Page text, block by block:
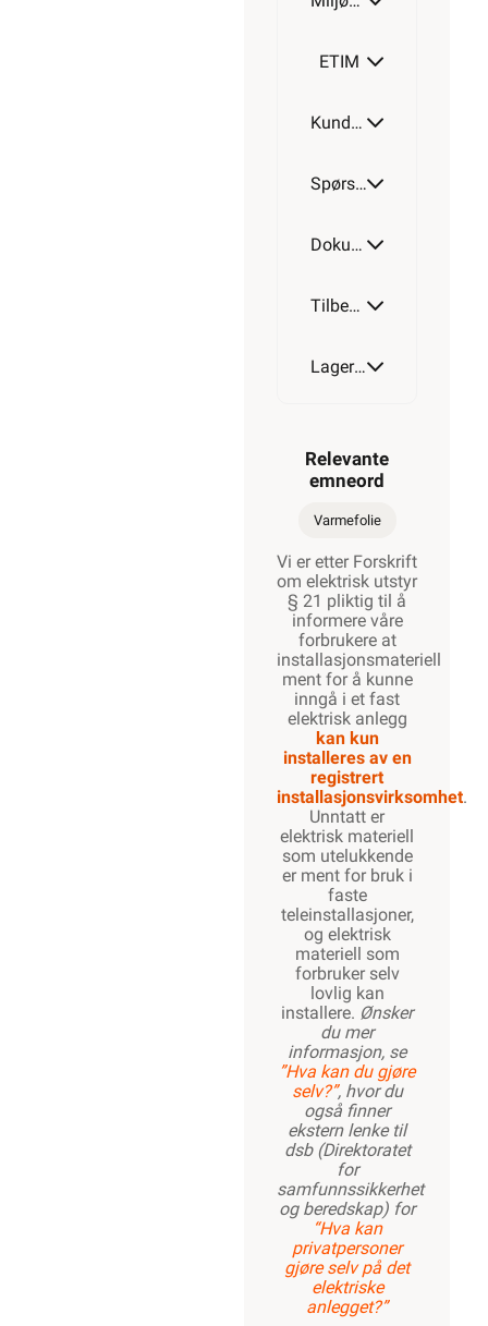
ETIM
Kundeomtale
Spørsmål og svar
Dokumentasjon
Tilbehør
Lagerstatus
Relevante
emneord
Varmefolie
Vi er etter Forskrift
om elektrisk utstyr
§ 21 pliktig til å
informere våre
forbrukere at
installasjonsmateriell
ment for å kunne
inngå i et fast
elektrisk anlegg
kan kun
installeres av en
registrert
installasjonsvirksomhet.
Unntatt er
elektrisk materiell
som utelukkende
er ment for bruk i
faste
teleinstallasjoner,
og elektrisk
materiell som
forbruker selv
lovlig kan
installere. Ønsker
du mer
informasjon, se
”Hva kan du gjøre
selv?”, hvor du
også finner
ekstern lenke til
dsb (Direktoratet
for
samfunnssikkerhet
og beredskap) for
“Hva kan
privatpersoner
gjøre selv på det
elektriske
anlegget?”